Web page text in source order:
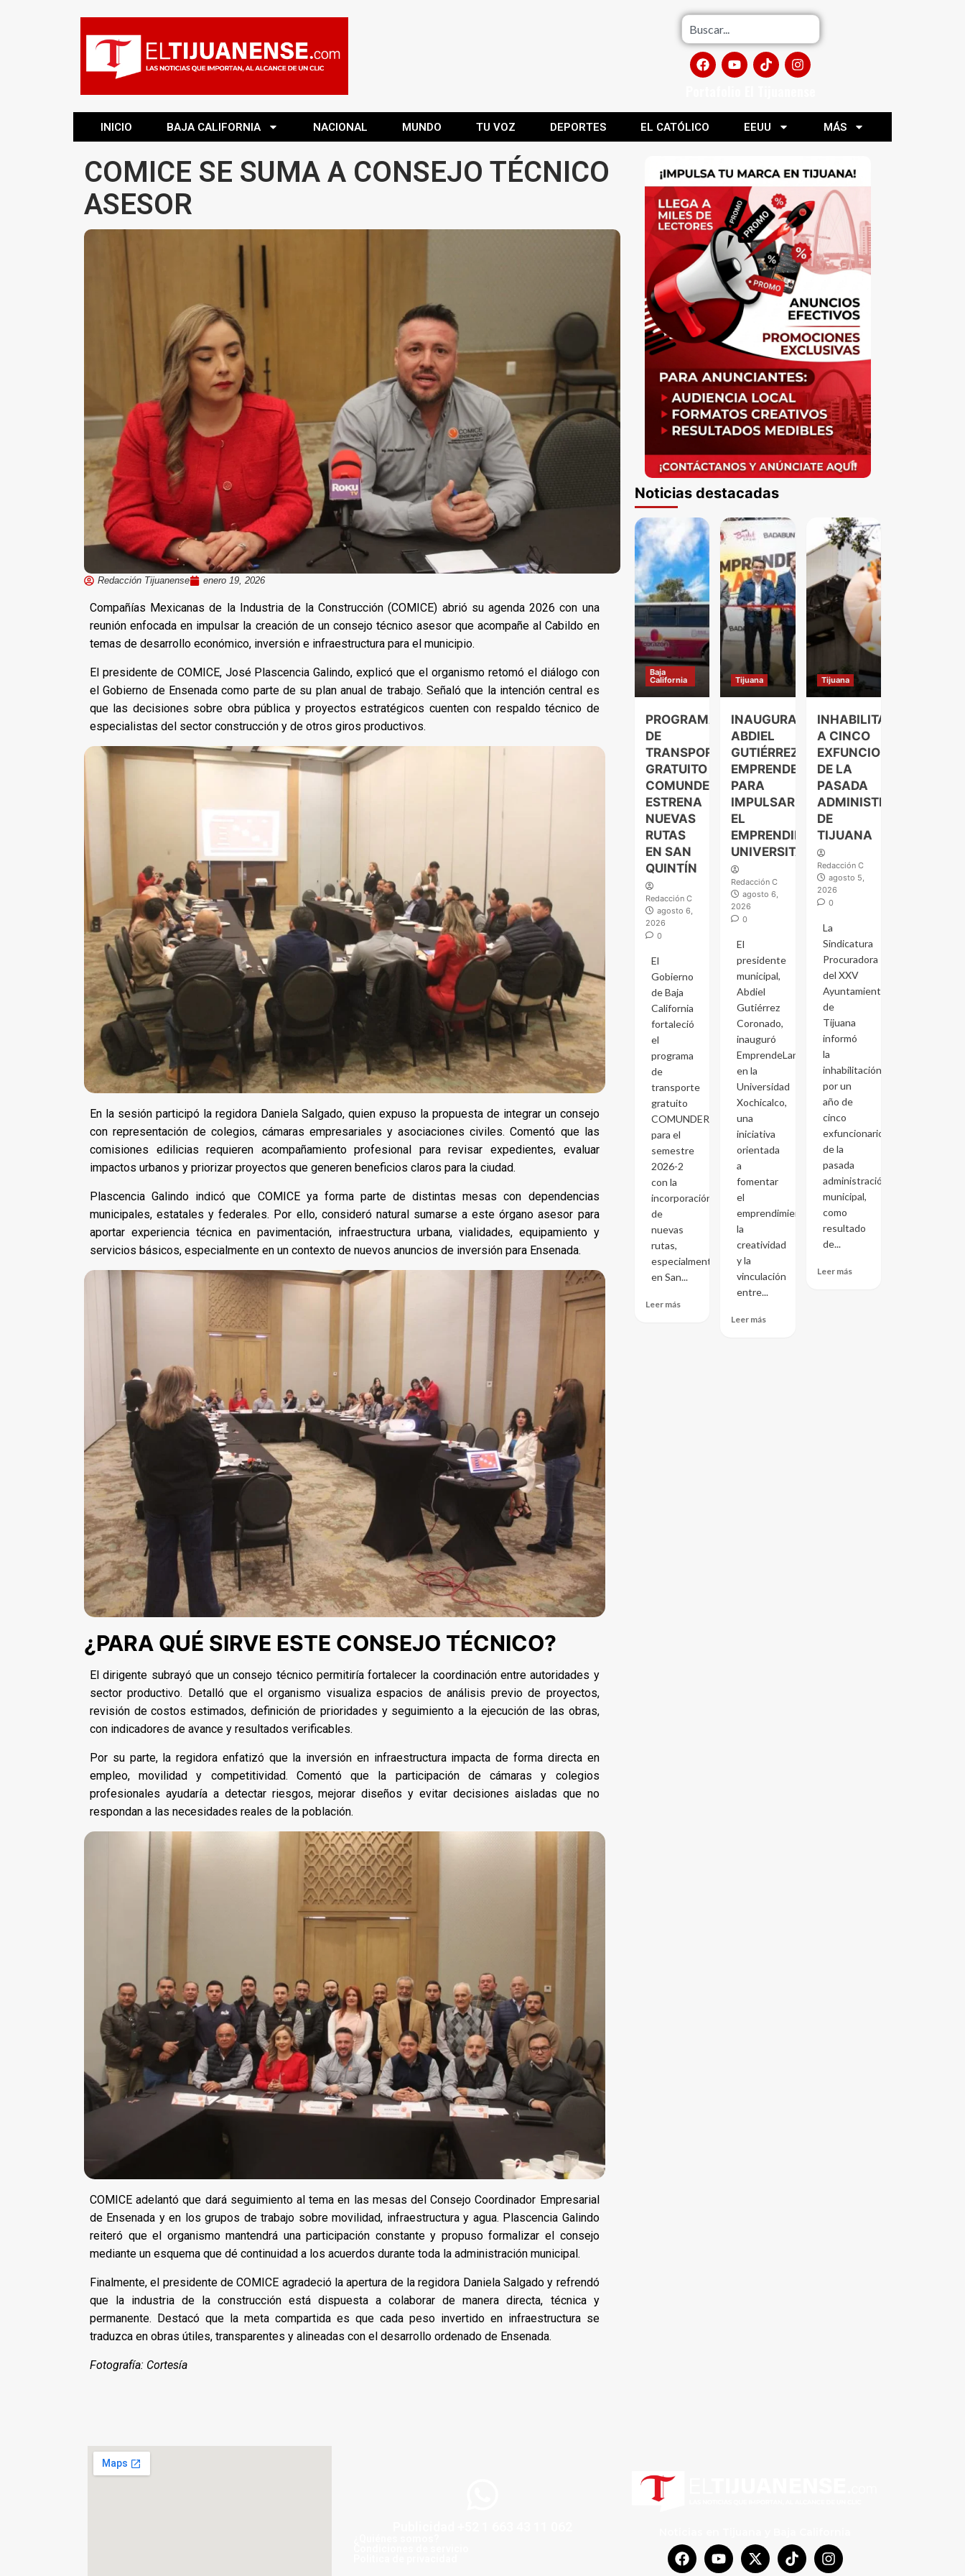
INICIO BAJA CALIFORNIA NACIONAL MUNDO TU VOZ DEPORTES EL CATÓLICO EEUU MÁS
COMICE SE SUMA A CONSEJO TÉCNICO
ASESOR
Redacción Tijuanense enero 19, 2026
Compañías Mexicanas de la Industria de la Construcción (COMICE) abrió su agenda 2026 con una
reunión enfocada en impulsar la creación de un consejo técnico asesor que acompañe al Cabildo en
temas de desarrollo económico, inversión e infraestructura para el municipio.
El presidente de COMICE, José Plascencia Galindo, explicó que el organismo retomó el diálogo con
el Gobierno de Ensenada como parte de su plan anual de trabajo. Señaló que la intención central es
que las decisiones sobre obra pública y proyectos estratégicos cuenten con respaldo técnico de
especialistas del sector construcción y de otros giros productivos.
En la sesión participó la regidora Daniela Salgado, quien expuso la propuesta de integrar un consejo
con representación de colegios, cámaras empresariales y asociaciones civiles. Comentó que las
comisiones edilicias requieren acompañamiento profesional para revisar expedientes, evaluar
impactos urbanos y priorizar proyectos que generen beneficios claros para la ciudad.
Plascencia Galindo indicó que COMICE ya forma parte de distintas mesas con dependencias
municipales, estatales y federales. Por ello, consideró natural sumarse a este órgano asesor para
aportar experiencia técnica en pavimentación, infraestructura urbana, vialidades, equipamiento y
servicios básicos, especialmente en un contexto de nuevos anuncios de inversión para Ensenada.
¿PARA QUÉ SIRVE ESTE CONSEJO TÉCNICO?
El dirigente subrayó que un consejo técnico permitiría fortalecer la coordinación entre autoridades y
sector productivo. Detalló que el organismo visualiza espacios de análisis previo de proyectos,
revisión de costos estimados, definición de prioridades y seguimiento a la ejecución de las obras,
con indicadores de avance y resultados verificables.
Por su parte, la regidora enfatizó que la inversión en infraestructura impacta de forma directa en
empleo, movilidad y competitividad. Comentó que la participación de cámaras y colegios
profesionales ayudaría a detectar riesgos, mejorar diseños y evitar decisiones aisladas que no
respondan a las necesidades reales de la población.
COMICE adelantó que dará seguimiento al tema en las mesas del Consejo Coordinador Empresarial
de Ensenada y en los grupos de trabajo sobre movilidad, infraestructura y agua. Plascencia Galindo
reiteró que el organismo mantendrá una participación constante y propuso formalizar el consejo
mediante un esquema que dé continuidad a los acuerdos durante toda la administración municipal.
Finalmente, el presidente de COMICE agradeció la apertura de la regidora Daniela Salgado y refrendó
que la industria de la construcción está dispuesta a colaborar de manera directa, técnica y
permanente. Destacó que la meta compartida es que cada peso invertido en infraestructura se
traduzca en obras útiles, transparentes y alineadas con el desarrollo ordenado de Ensenada.
Fotografía: Cortesía
Noticias destacadas
Baja
California
PROGRAMA
DE
TRANSPORTE
GRATUITO
COMUNDER
ESTRENA
NUEVAS
RUTAS
EN SAN
QUINTÍN
Redacción C
agosto 6,
2026
0
El
Gobierno
de Baja
California
fortaleció
el
programa
de
transporte
gratuito
COMUNDER
para el
semestre
2026-2
con la
incorporación
de
nuevas
rutas,
especialmente
en San...
Leer más
Tijuana
INAUGURA
ABDIEL
GUTIÉRREZ
EMPRENDELAND
PARA
IMPULSAR
EL
EMPRENDIMIENTO
UNIVERSITARIO
Redacción C
agosto 6,
2026
0
El
presidente
municipal,
Abdiel
Gutiérrez
Coronado,
inauguró
EmprendeLand
en la
Universidad
Xochicalco,
una
iniciativa
orientada
a
fomentar
el
emprendimiento,
la
creatividad
y la
vinculación
entre...
Leer más
Tijuana
INHABILITAN
A CINCO
EXFUNCIONARIOS
DE LA
PASADA
ADMINISTRACIÓN
DE
TIJUANA
Redacción C
agosto 5,
2026
0
La
Sindicatura
Procuradora
del XXV
Ayuntamiento
de
Tijuana
informó
la
inhabilitación
por un
año de
cinco
exfuncionarios
de la
pasada
administración
municipal,
como
resultado
de...
Leer más